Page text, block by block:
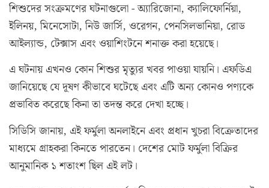
শিশুদের সংক্রমণের ঘটনাগুলো - অ্যারিজোনা, ক্যালিফোর্নিয়া,
ইলিনয়, মিনেসোটা, নিউ জার্সি, ওরেগন, পেনসিলভানিয়া, রোড
আইল্যান্ড, টেক্সাস এবং ওয়াশিংটনে শনাক্ত করা হয়েছে।
এ ঘটনায় এখনও কোন শিশুর মৃত্যুর খবর পাওয়া যায়নি। এফডিএ
জানিয়েছে যে দূষণ কীভাবে ঘটেছে এবং এটি অন্য কোনও পণ্যকে
প্রভাবিত করেছে কিনা তা তদন্ত করে দেখা হচ্ছে।
সিডিসি জানায়, এই ফর্মুলা অনলাইনে এবং প্রধান খুচরা বিক্রেতাদের
মাধ্যমে গ্রাহকরা কিনতে পারতেন। দেশের মোট ফর্মুলা বিক্রির
আনুমানিক ১ শতাংশ ছিল এই লট।